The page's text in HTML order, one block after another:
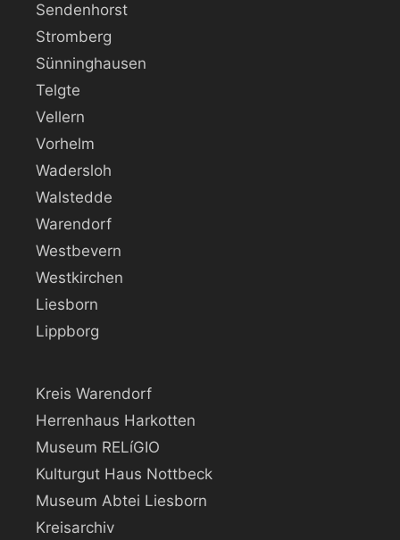
Sendenhorst
Stromberg
Sünninghausen
Telgte
Vellern
Vorhelm
Wadersloh
Walstedde
Warendorf
Westbevern
Westkirchen
Liesborn
Lippborg
Kreis Warendorf
Herrenhaus Harkotten
Museum RELíGIO
Kulturgut Haus Nottbeck
Museum Abtei Liesborn
Kreisarchiv